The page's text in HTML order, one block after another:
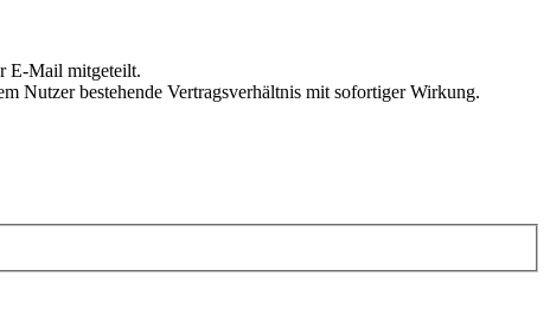
E-Mail mitgeteilt.
Nutzer bestehende Vertragsverhältnis mit sofortiger Wirkung.